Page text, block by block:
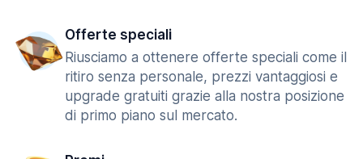
Offerte speciali
Riusciamo a ottenere offerte speciali come il
ritiro senza personale, prezzi vantaggiosi e
upgrade gratuiti grazie alla nostra posizione
di primo piano sul mercato.